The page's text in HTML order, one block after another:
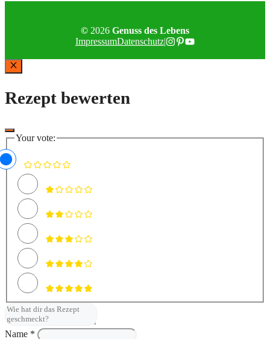
© 2026 Genuss des Lebens
ImpressumDatenschutz|
Schließen
Rezept bewerten
Your vote:
Name *